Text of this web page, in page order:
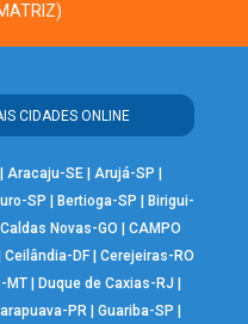
CIDADES ONLINE
Aracaju-SE| Arujá-SP
SP Bertioga-SP
Birigui-
Caldas Novas-GO |CAMPO
Ceilândia-DF| Cerejeiras-RO
MT| Duque de Caxias-RJ
PR |Guariba-SP